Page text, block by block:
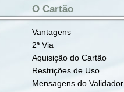
O Cartão
Vantagens
2ª Via
Aquisição do Cartão
Restrições de Uso
Mensagens do Validador